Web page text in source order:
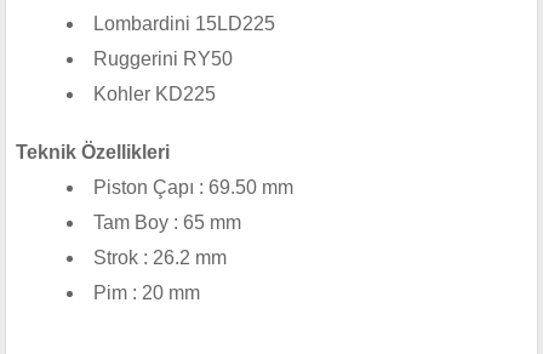
Lombardini 15LD225
Ruggerini RY50
Kohler KD225
Teknik Özellikleri
Piston Çapı : 69.50 mm
Tam Boy : 65 mm
Strok : 26.2 mm
Pim : 20 mm